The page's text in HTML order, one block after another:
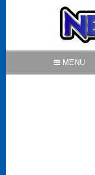
MENU